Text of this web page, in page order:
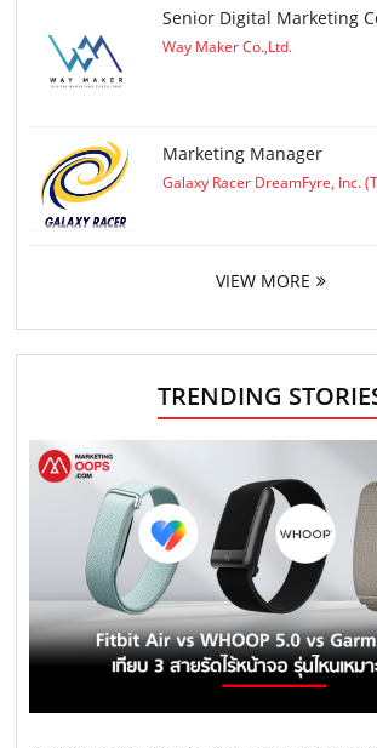
Senior Digital Marketing
Way Maker Co.,Ltd.
Marketing Manager
Galaxy Racer DreamFyre, Inc.
VIEW MORE
TRENDING